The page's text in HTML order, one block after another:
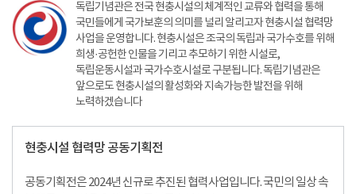
독립기념관은 전국 현충시설의 체계적인 교류와 협력을 통해
국민들에게 국가보훈의 의미를 널리 알리고자 현충시설 협력망
사업을 운영합니다. 현충시설은 조국의 독립과 국가수호를 위해
희생·공헌한 인물을 기리고 추모하기 위한 시설로,
독립운동시설과 국가수호시설로 구분됩니다. 독립기념관은
앞으로도 현충시설의 활성화와 지속가능한 발전을 위해
노력하겠습니다
현충시설 협력망 공동기획전
공동기획전은 2024년 신규로 추진된 협력사업입니다. 국민의 일상 속